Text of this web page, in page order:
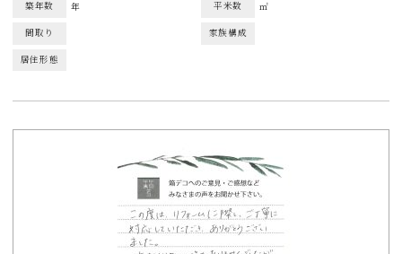
築年数 年 平米数 ㎡
間取り 家族構成
居住形態